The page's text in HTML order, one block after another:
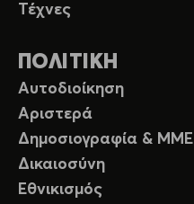
Τέχνες
ΠΟΛΙΤΙΚΗ
Αυτοδιοίκηση
Αριστερά
Δημοσιογραφία & ΜΜΕ
Δικαιοσύνη
Εθνικισμός